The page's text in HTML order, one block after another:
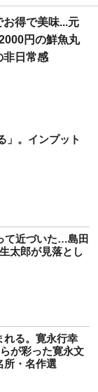
得で美味...元
円の鮮魚丸
非日常感
」。インプット
て近づいた…島田
太郎が見落とし
れる。寛永行幸
が彩った寛永文
所・名作選